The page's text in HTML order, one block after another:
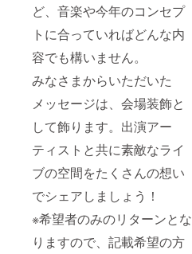
ど、音楽や今年のコンセプ
トに合っていればどんな内
容でも構いません。
みなさまからいただいた
メッセージは、会場装飾と
して飾ります。出演アー
ティストと共に素敵なライ
ブの空間をたくさんの想い
でシェアしましょう！
※希望者のみのリターンとな
りますので、記載希望の方